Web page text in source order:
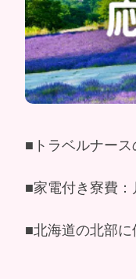
■トラベルナー
■家電付き寮費
■北海道の北部